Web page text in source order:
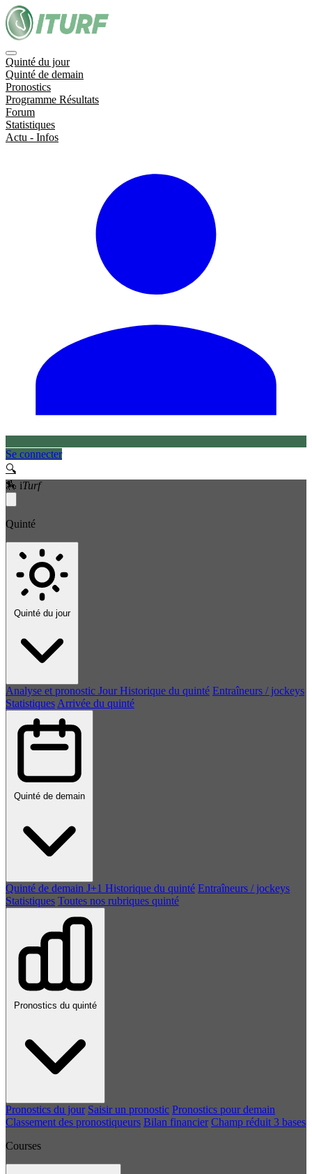
Quinté du jour
Quinté de demain
Pronostics
Programme Résultats
Forum
Statistiques
Actu - Infos
Se connecter
🔍
🏇 iTurf
Quinté
Quinté du jour
Analyse et pronostic Jour Historique du quinté Entraîneurs / jockeys
Statistiques Arrivée du quinté
Quinté de demain
Quinté de demain J+1 Historique du quinté Entraîneurs / jockeys
Statistiques Toutes nos rubriques quinté
Pronostics du quinté
Pronostics du jour Saisir un pronostic Pronostics pour demain
Classement des pronostiqueurs Bilan financier Champ réduit 3 bases
Courses